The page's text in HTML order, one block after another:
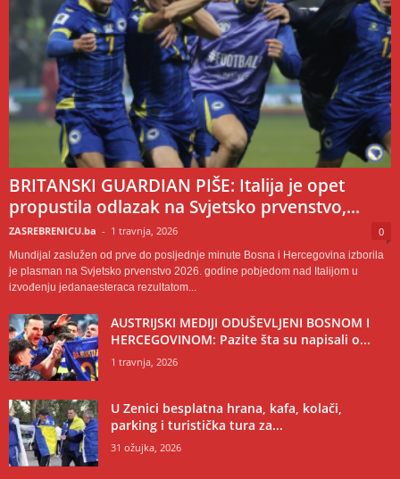
BRITANSKI GUARDIAN PIŠE: Italija je opet
propustila odlazak na Svjetsko prvenstvo,...
ZASREBRENICU.ba - 1 travnja, 2026 0
Mundijal zaslužen od prve do posljednje minute Bosna i Hercegovina izborila
je plasman na Svjetsko prvenstvo 2026. godine pobjedom nad Italijom u
izvođenju jedanaesteraca rezultatom...
AUSTRIJSKI MEDIJI ODUŠEVLJENI BOSNOM I
HERCEGOVINOM: Pazite šta su napisali o...
1 travnja, 2026
U Zenici besplatna hrana, kafa, kolači,
parking i turistička tura za...
31 ožujka, 2026